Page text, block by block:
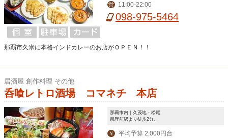
営 11:00-22:00
098-975-5464
那覇市久米に本格インドカレーのお店がＯＰＥＮ！！
居酒屋 創作料理 その他
呑喰レトロ酒場 コマネチ 本店
那覇市内｜久茂地・松尾
県庁前駅より徒歩2分。
￥ 平均予算 2,000円台